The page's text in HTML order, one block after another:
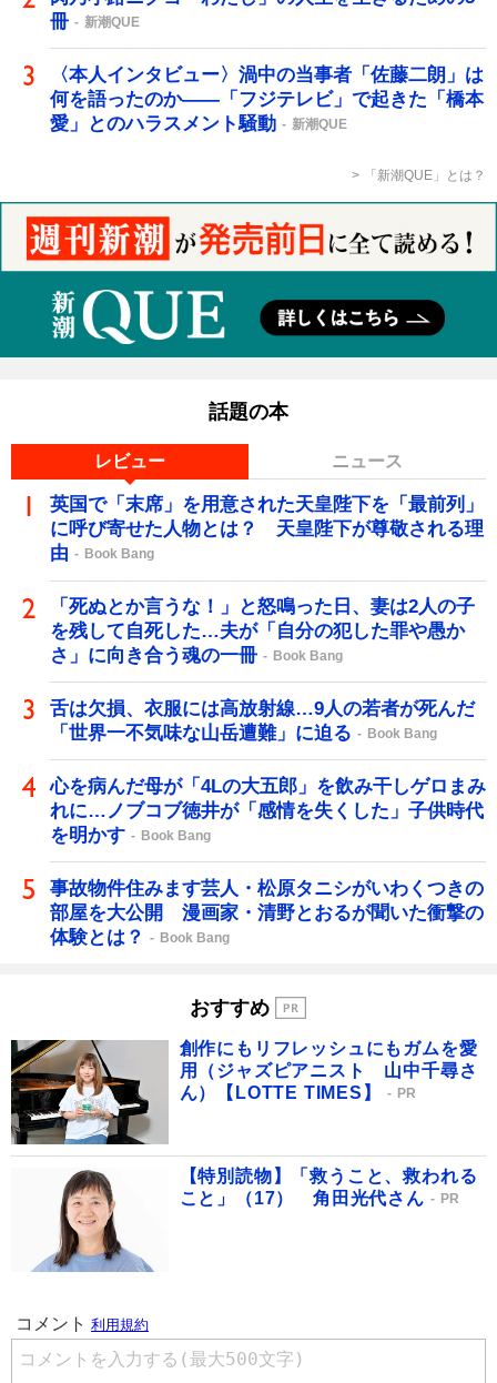
冊
新潮QUE
〈本人インタビュー〉渦中の当事者「佐藤二朗」は
何を語ったのか――「フジテレビ」で起きた「橋本
愛」とのハラスメント騒動
新潮QUE
「新潮QUE」とは？
話題の本
レビュー ニュース
英国で「末席」を用意された天皇陛下を「最前列」
に呼び寄せた人物とは？ 天皇陛下が尊敬される理
由
Book Bang
「死ぬとか言うな！」と怒鳴った日、妻は2人の子
を残して自死した…夫が「自分の犯した罪や愚か
さ」に向き合う魂の一冊
Book Bang
舌は欠損、衣服には高放射線…9人の若者が死んだ
「世界一不気味な山岳遭難」に迫る
Book Bang
心を病んだ母が「4Lの大五郎」を飲み干しゲロまみ
れに…ノブコブ徳井が「感情を失くした」子供時代
を明かす
Book Bang
事故物件住みます芸人・松原タニシがいわくつきの
部屋を大公開 漫画家・清野とおるが聞いた衝撃の
体験とは？
Book Bang
おすすめ
創作にもリフレッシュにもガムを愛
用（ジャズピアニスト 山中千尋さ
ん）【LOTTE TIMES】
PR
【特別読物】「救うこと、救われる
こと」（17） 角田光代さん
PR